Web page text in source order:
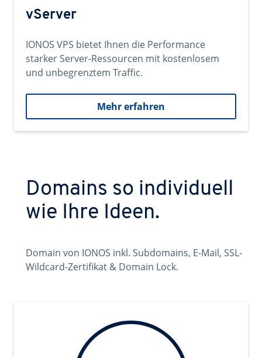
vServer
IONOS VPS bietet Ihnen die Performance
starker Server-Ressourcen mit kostenlosem
und unbegrenztem Traffic.
Mehr erfahren
Domains so individuell
wie Ihre Ideen.
Domain von IONOS inkl. Subdomains, E-Mail, SSL-
Wildcard-Zertifikat & Domain Lock.